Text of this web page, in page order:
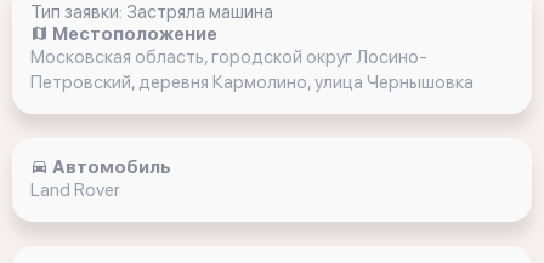
Тип заявки: Застряла машина
Местоположение
Московская область, городской округ Лосино-
Петровский, деревня Кармолино, улица Чернышовка
Автомобиль
Land Rover